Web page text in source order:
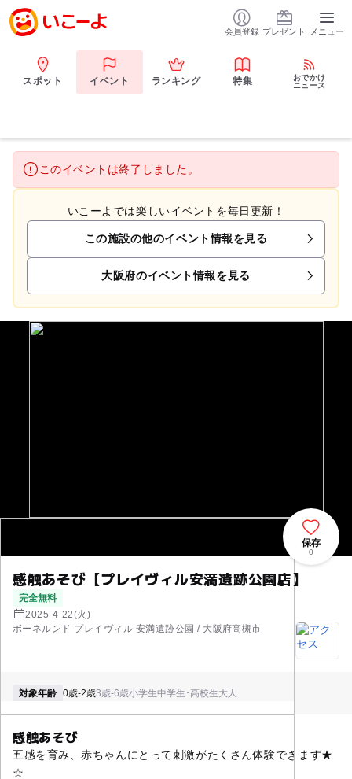
会員登録 プレゼント メニュー
スポット イベント ランキング 特集
おでかけ
ニュース
このイベントは終了しました。
いこーよでは楽しいイベントを毎日更新！
この施設の他のイベント情報を見る
大阪府のイベント情報を見る
感触あそび【プレイヴィル安満遺跡公園店】
完全無料
2025-4-22(火)
ボーネルンド プレイヴィル 安満遺跡公園 / 大阪府高槻市
保存
0
対象年齢 0歳-2歳3歳-6歳小学生中学生･高校生大人
感触あそび
五感を育み、赤ちゃんにとって刺激がたくさん体験できます★
☆